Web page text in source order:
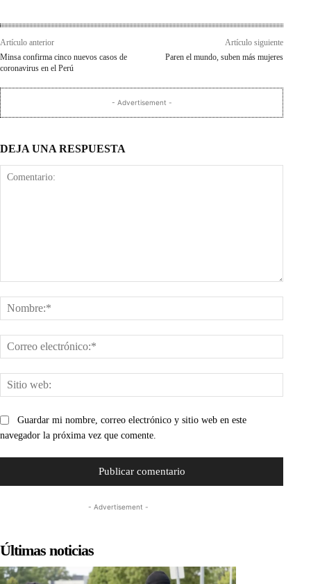
Artículo anterior
Minsa confirma cinco nuevos casos de
coronavirus en el Perú
Artículo siguiente
Paren el mundo, suben más mujeres
- Advertisement -
DEJA UNA RESPUESTA
web:
Guardar mi nombre, correo electrónico y sitio web en este
navegador la próxima vez que comente.
- Advertisement -
Últimas noticias